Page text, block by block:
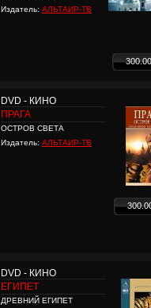
Издатель: АЛЬТАИР-ТВ
DVD - КИНО
ПРАГА
ОСТРОВ СВЕТА
Издатель: АЛЬТАИР-ТВ
DVD - КИНО
ЕГИПЕТ
ДРЕВНИЙ ЕГИПЕТ